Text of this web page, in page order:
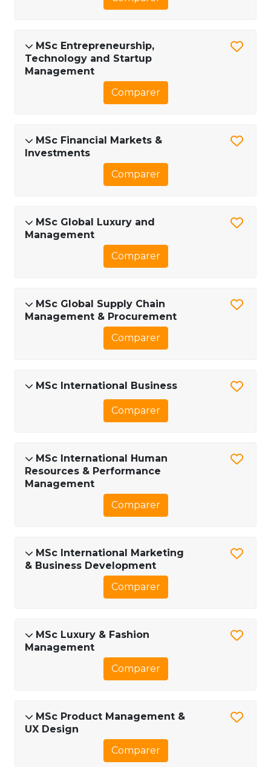
MSc Entrepreneurship,
Technology and Startup
Management
Comparer
MSc Financial Markets &
Investments
Comparer
MSc Global Luxury and
Management
Comparer
MSc Global Supply Chain
Management & Procurement
Comparer
MSc International Business
Comparer
MSc International Human
Resources & Performance
Management
Comparer
MSc International Marketing
& Business Development
Comparer
MSc Luxury & Fashion
Management
Comparer
MSc Product Management &
UX Design
Comparer